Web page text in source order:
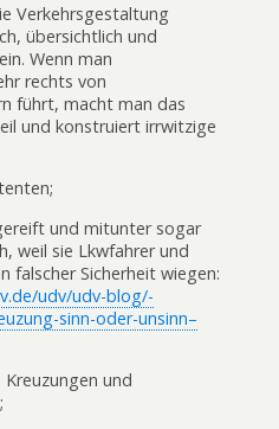
Verkehrsgestaltung
übersichtlich und
Wenn man
rechts von
führt, macht man das
und konstruiert irrwitzige
und mitunter sogar
weil sie Lkwfahrer und
falscher Sicherheit wiegen:
udv/udv-blog/-
sinn-oder-unsinn–
und